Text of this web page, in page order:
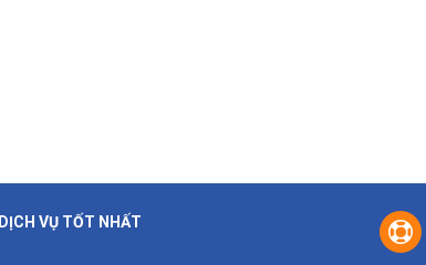
DỊCH VỤ TỐT NHẤT